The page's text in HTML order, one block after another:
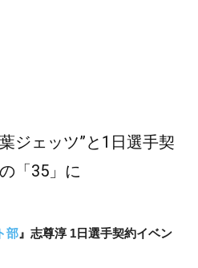
ジェッツ”と1日選手契
「35」に
部 』志尊淳 1日選手契約イベン